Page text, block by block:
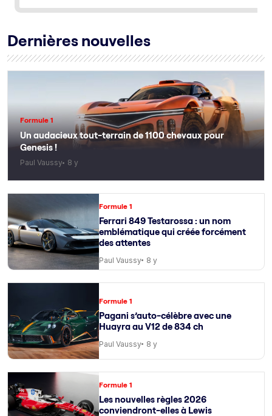
Dernières nouvelles
Formule 1
Un audacieux tout-terrain de 1100 chevaux pour
Genesis !
Paul Vaussy 8 y
Formule 1
Ferrari 849 Testarossa : un nom
emblématique qui créée forcément
des attentes
Paul Vaussy 8 y
Formule 1
Pagani s’auto-célèbre avec une
Huayra au V12 de 834 ch
Paul Vaussy 8 y
Formule 1
Les nouvelles règles 2026
conviendront-elles à Lewis